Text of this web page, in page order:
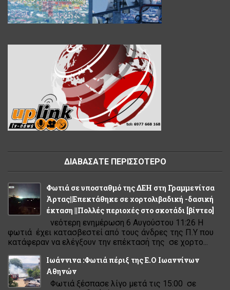
ΔΙΑΒΑΣΑΤΕ ΠΕΡΙΣΣΟΤΕΡΟ
Φωτιά σε υποσταθμό της ΔΕΗ στη Γραμμενίτσα
Άρτας||Επεκτάθηκε σε χορτολιβαδική -δασική
έκταση ||Πολλές περιοχές στο σκοτάδι [βίντεο]
νεότερη ενημέρωση 6 Αυγούστου 11:26 Η
φωτιά έχει κατασβεστεί από τους άνδρες της Π.Υ που
κατάφεραν να ελέγξουν την επέκτασή της σε χορτο...
Ιωάννινα :Φωτιά πέριξ της Ε.Ο Ιωαννίνων
Αθηνών
Φωτιά ξέσπασε λίγο μετά τις 15:00 σε